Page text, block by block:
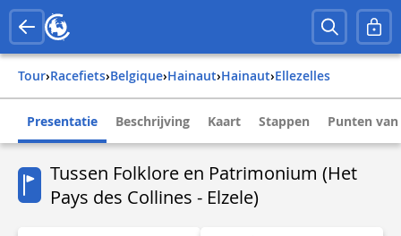
Tour› Racefiets› belgique› hainaut› hainaut› ellezelles
Presentatie Beschrijving Kaart Stappen Punten
Tussen Folklore en Patrimonium (Het
Pays des Collines - Elzele)